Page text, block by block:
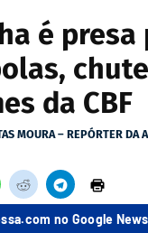
é presa
da CBF
MOURA – REPÓRTER DA
no Google News